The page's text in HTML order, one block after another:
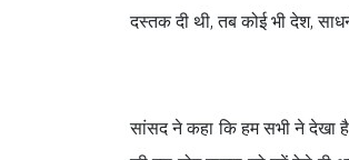
दस्तक दी थी, तब कोई भी देश,
सांसद ने कहा कि हम सभी ने देखा